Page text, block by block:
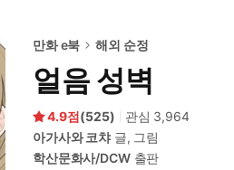
만화 e북 해외 순정
얼음 성벽
4.9 (525) 관심 3,964
아가사와 코챠글, 그림
학산문화사/DCW출판